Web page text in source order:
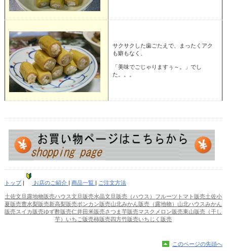
サクサクした歯ごたえで、まったくアク
も癖もなく、
「美味でごじゃりますぅ～。」でし
た。。。
トップ| お店のご紹介 | 商品一覧 | ご注文方法
土佐文旦露地物販売ハウス文旦販売水晶文旦販売（ハウス） フルーツトマト販売土佐小
夏販売豊水梨販売新高梨販売ポンカン販売山北みかん販売（露地物） 山北ハウスみかん
販売スイカ販売ゆず酢販売仁井田米販売さつま芋販売マスクメロン販売東山販売（干し
芋） いちご販売柿販売四方竹販売いちじく販売
このページの先頭へ